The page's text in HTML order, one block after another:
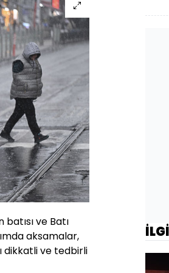
batısı ve Batı
aksamalar,
dikkatli ve tedbirli